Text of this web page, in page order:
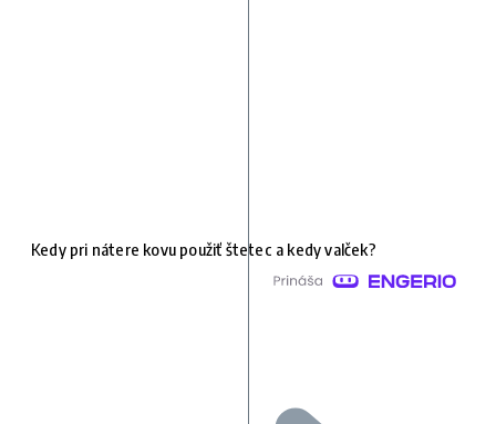
Kedy pri nátere kovu použiť štetec a kedy valček?